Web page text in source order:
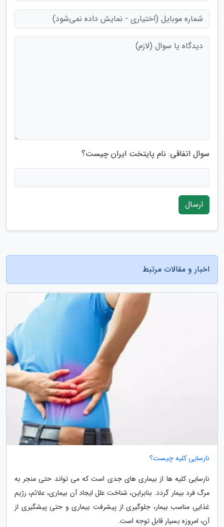
سوال اتفاقی: نام پایتخت ایران چیست؟
ارسال
اخبار و مقالات مرتبط
نارسایی کلیه چیست؟
نارسایی کلیه ها از بیماری های جدی است که می تواند حتی منجر به
مرگ فرد بیمار گردد. بنابراین، شناخت علل ایجاد آن بیماری، علائم، رژیم
غذایی مناسب بیمار، جلوگیری از پیشرفت بیماری و حتی پیشگیری از
آن، امروزه بسیار قابل توجه است.